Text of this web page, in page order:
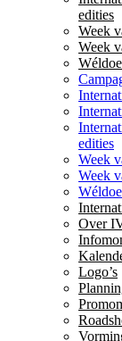
edities
Week
Week
edities
Week
Week
Over
Logo’s